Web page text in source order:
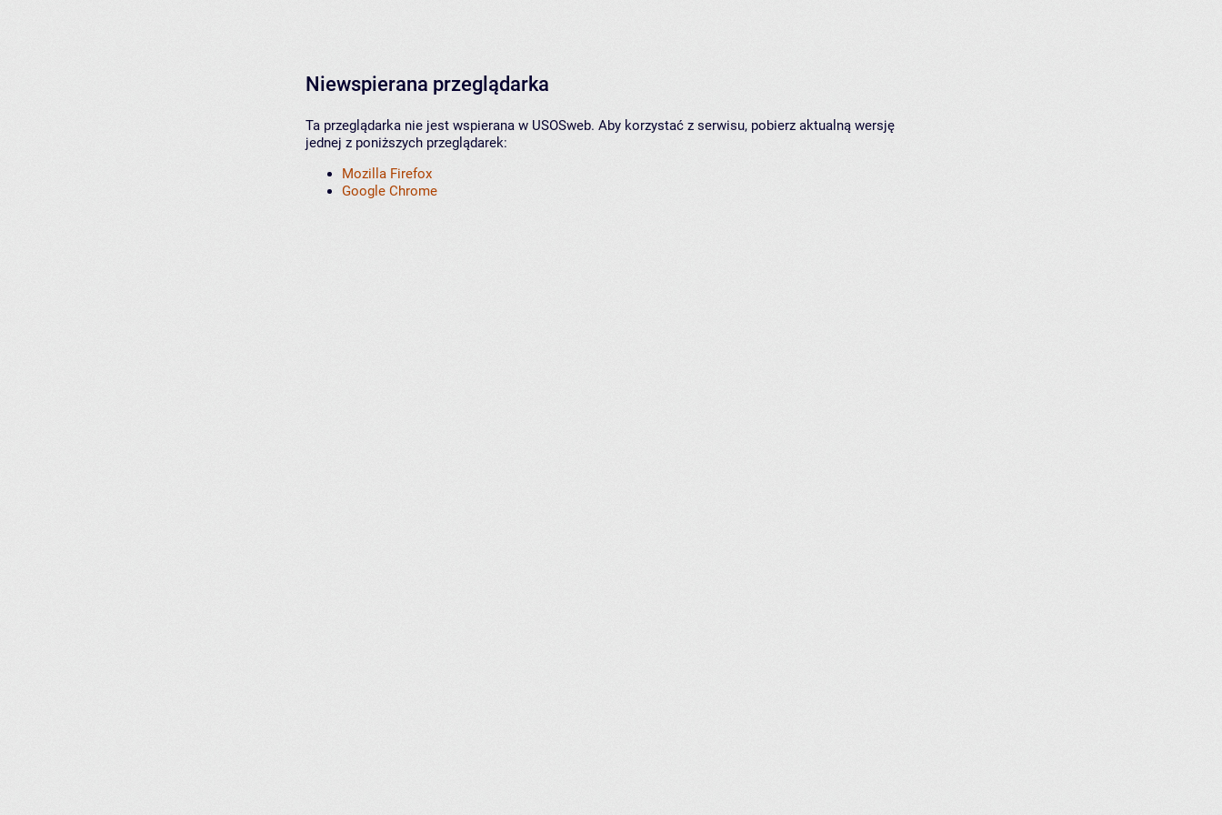
Niewspierana przeglądarka
Ta przeglądarka nie jest wspierana w USOSweb. Aby korzystać z serwisu, pobierz aktualną wersję
jednej z poniższych przeglądarek:
Mozilla Firefox
Google Chrome